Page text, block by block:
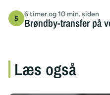
6 timer og 10 min. siden
Brøndby-transfer på